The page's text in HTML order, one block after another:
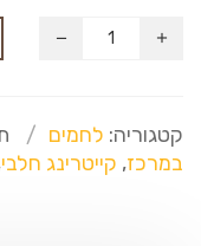
קטגוריה: לחמים
במרכז, קייטרינג חלבי